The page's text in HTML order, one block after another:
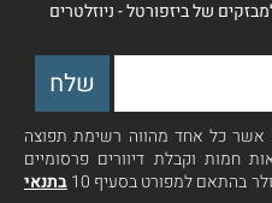
של ביזפורטל - ניוזלטרים
אשר כל אחד מהווה רשימת תפוצה
חמות וקבלת דיוורים פרסומיים
בהתאם למפורט בסעיף 10
בתנאי